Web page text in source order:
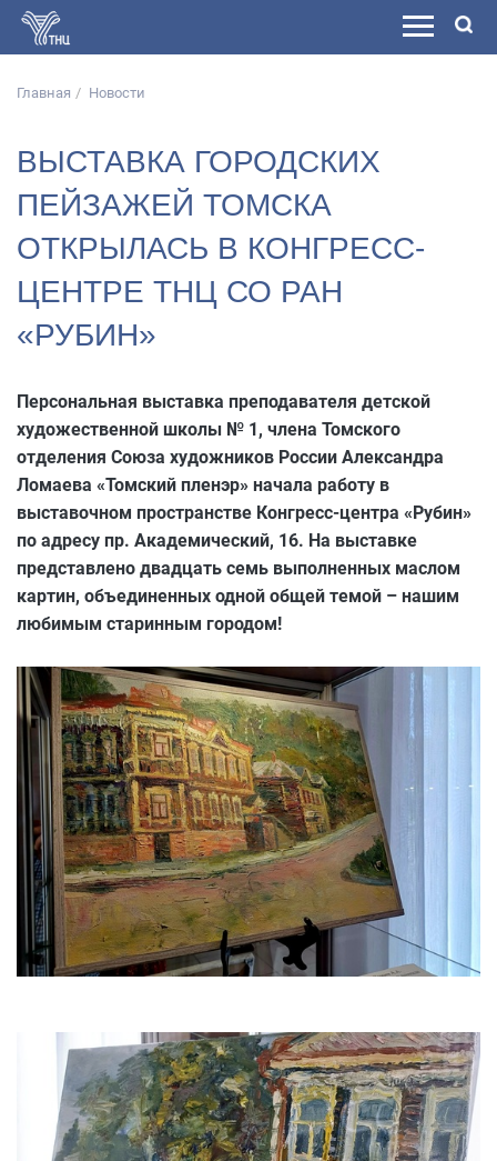
Главная Новости
ВЫСТАВКА ГОРОДСКИХ
ПЕЙЗАЖЕЙ ТОМСКА
ОТКРЫЛАСЬ В КОНГРЕСС-
ЦЕНТРЕ ТНЦ СО РАН
«РУБИН»
Персональная выставка преподавателя детской
художественной школы № 1, члена Томского
отделения Союза художников России Александра
Ломаева «Томский пленэр» начала работу в
выставочном пространстве Конгресс-центра «Рубин»
по адресу пр. Академический, 16. На выставке
представлено двадцать семь выполненных маслом
картин, объединенных одной общей темой – нашим
любимым старинным городом!